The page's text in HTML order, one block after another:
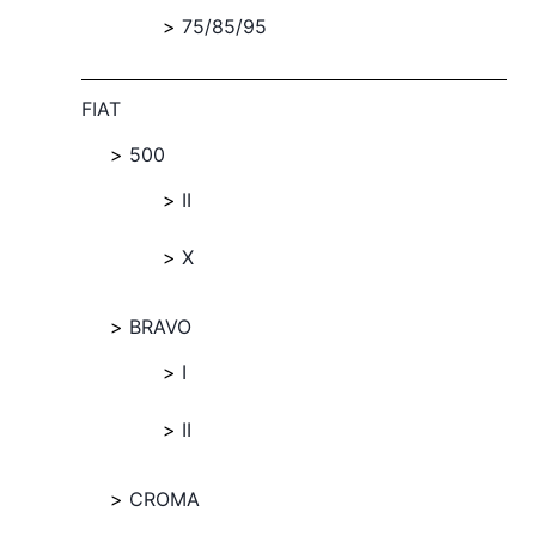
75/85/95
FIAT
500
II
X
BRAVO
I
II
CROMA